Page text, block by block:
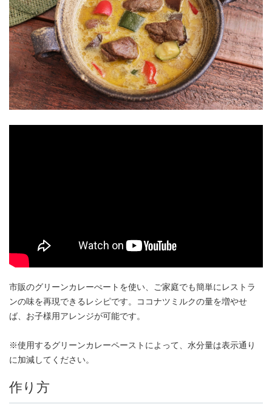
トピックス
About ANZCO Foods
アンズコフーズとは
Contact Us
お問い合わせ
市販のグリーンカレーぺートを使い、ご家庭でも簡単にレストラ
ンの味を再現できるレシピです。ココナツミルクの量を増やせ
ば、お子様用アレンジが可能です。
※使用するグリーンカレーペーストによって、水分量は表示通り
に加減してください。
作り方